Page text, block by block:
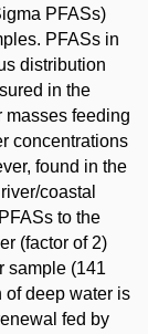
PFASs)
PFASs in
distribution
in the
masses feeding
concentrations
found in the
coastal
to the
(factor of 2)
sample (141
of deep water is
fed by